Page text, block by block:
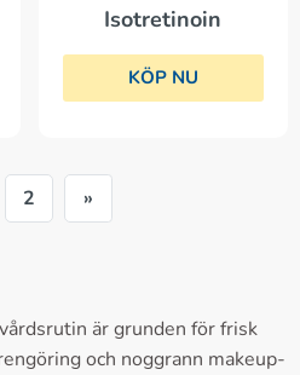
Isotretinoin
KÖP NU
2 »
är grunden för frisk
och noggrann makeup-